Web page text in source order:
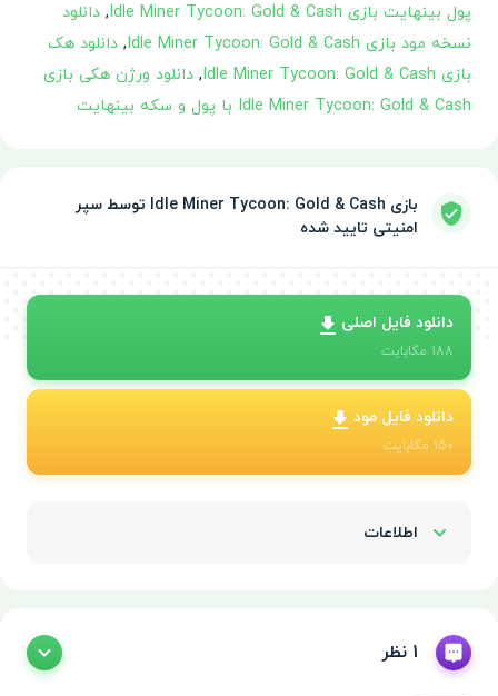
پول بینهایت بازی Idle Miner Tycoon: Gold & Cash
, دانلود
نسخه مود بازی Idle Miner Tycoon: Gold & Cash
, دانلود هک
بازی Idle Miner Tycoon: Gold & Cash
, دانلود ورژن هکی بازی
Idle Miner Tycoon: Gold & Cash با پول و سکه بینهایت
بازی Idle Miner Tycoon: Gold & Cash توسط سپر
امنیتی تایید شده
دانلود فایل اصلی
188 مگابایت
دانلود فایل مود
150 مگابایت
اطلاعات
1 نظر